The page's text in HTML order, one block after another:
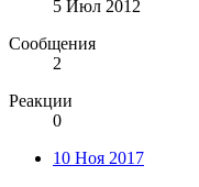
5 Июл 2012
Сообщения
2
Реакции
0
10 Ноя 2017